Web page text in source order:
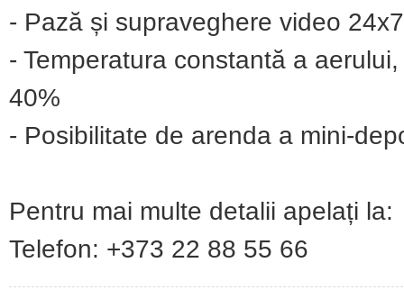
- Pază și supraveghere video
- Temperatura constantă a
40%
- Posibilitate de arenda a mini-
Pentru mai multe detalii apelați la:
Telefon: +373 22 88 55 66